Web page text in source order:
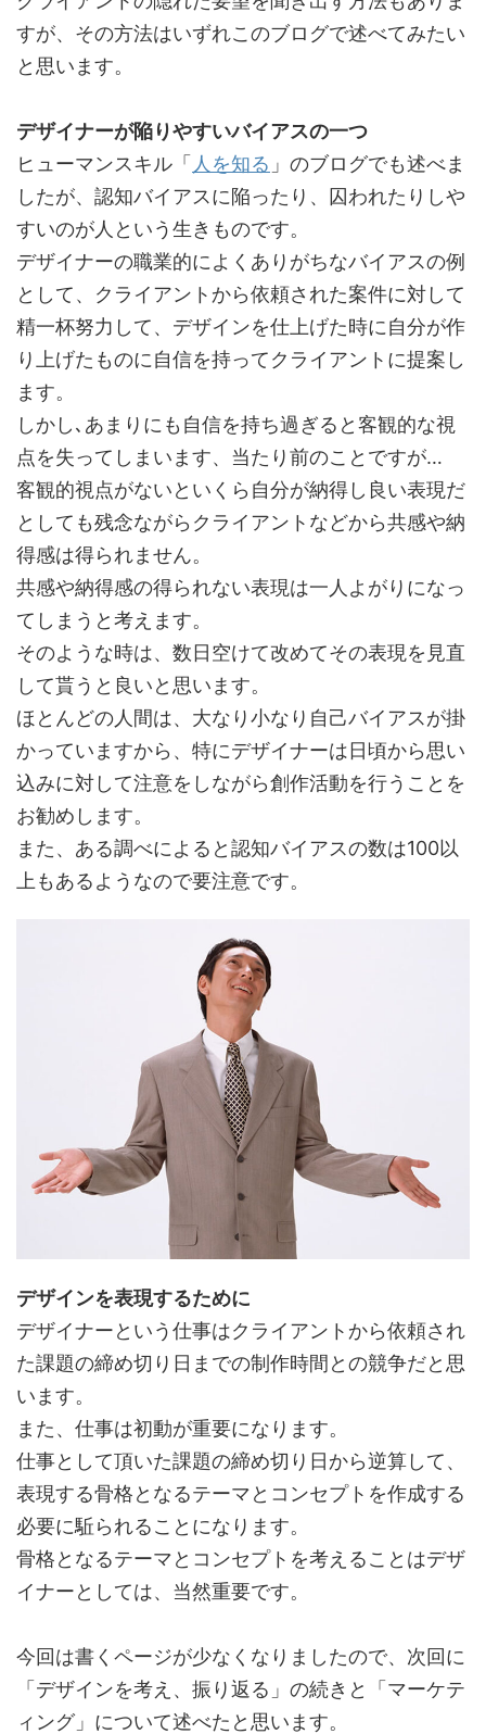
すが、その方法はいずれこのブログで述べてみたい
と思います。
デザイナーが陥りやすいバイアスの一つ
ヒューマンスキル「 人を知る 」のブログでも述べま
したが、認知バイアスに陥ったり、囚われたりしや
すいのが人という生きものです。
デザイナーの職業的によくありがちなバイアスの例
として、クライアントから依頼された案件に対して
精一杯努力して、デザインを仕上げた時に自分が作
り上げたものに自信を持ってクライアントに提案し
ます。
しかし､あまりにも自信を持ち過ぎると客観的な視
点を失ってしまいます、当たり前のことですが…
客観的視点がないといくら自分が納得し良い表現だ
としても残念ながらクライアントなどから共感や納
得感は得られません。
共感や納得感の得られない表現は一人よがりになっ
てしまうと考えます。
そのような時は、数日空けて改めてその表現を見直
して貰うと良いと思います。
ほとんどの人間は、大なり小なり自己バイアスが掛
かっていますから、特にデザイナーは日頃から思い
込みに対して注意をしながら創作活動を行うことを
お勧めします。
また、ある調べによると認知バイアスの数は100以
上もあるようなので要注意です。
デザインを表現するために
デザイナーという仕事はクライアントから依頼され
た課題の締め切り日までの制作時間との競争だと思
います。
また、仕事は初動が重要になります。
仕事として頂いた課題の締め切り日から逆算して、
表現する骨格となるテーマとコンセプトを作成する
必要に駈られることになります。
骨格となるテーマとコンセプトを考えることはデザ
イナーとしては、当然重要です。
今回は書くページが少なくなりましたので、次回に
「デザインを考え、振り返る」の続きと「マーケテ
ィング」について述べたと思います。